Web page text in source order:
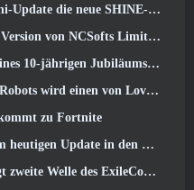
die neue SHINE-Klasse vor
Zero Breakers „Prologue Test“ sind im Gange
Jubiläums „Ein Jahrzehnt der Helden“.
inspirierten Scharfschützen vorstellen
zu Fortnite
in den Royal Highlands weiter
des ExileCon-Ticketverkaufs an